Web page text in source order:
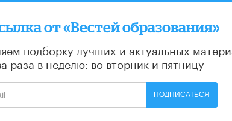
от «Вестей образования»
подборку лучших и актуальных
раза в неделю: во вторник и пятницу
ПОДПИСАТЬСЯ